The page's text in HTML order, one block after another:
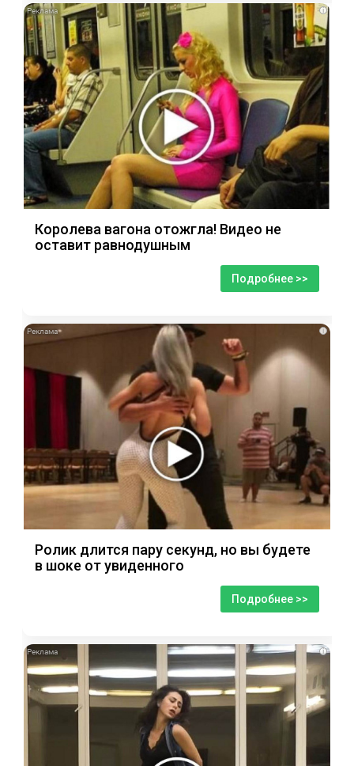
i
Королева вагона отожгла! Видео не
оставит равнодушным
Подробнее >>
i
Ролик длится пару секунд, но вы будете
в шоке от увиденного
Подробнее >>
i